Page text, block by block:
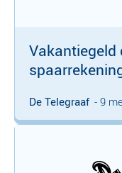
Vakantiegeld
De Telegraaf - 9